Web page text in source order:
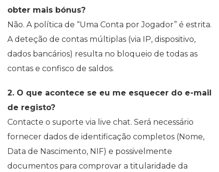
obter mais bónus?
Não. A política de “Uma Conta por Jogador” é estrita.
A deteção de contas múltiplas (via IP, dispositivo,
dados bancários) resulta no bloqueio de todas as
contas e confisco de saldos.
2. O que acontece se eu me esquecer do e-mail
de registo?
Contacte o suporte via live chat. Será necessário
fornecer dados de identificação completos (Nome,
Data de Nascimento, NIF) e possivelmente
documentos para comprovar a titularidade da